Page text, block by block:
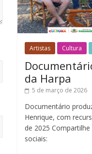
Artistas Cultura
da Harpa
5 de março de 2026
Documentário
Henrique, com
de 2025
sociais: